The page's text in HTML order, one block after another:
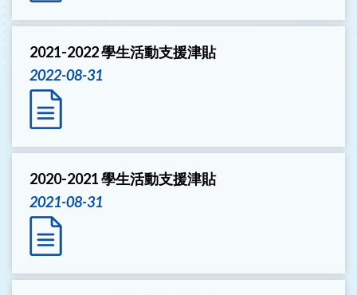
2021-2022 學生活動支援津貼
2022-08-31
2020-2021 學生活動支援津貼
2021-08-31